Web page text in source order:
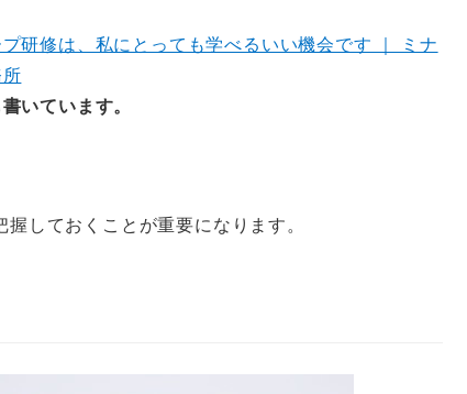
研修は、私にとっても学べるいい機会です ｜ ミナ
いています。
しておくことが重要になります。